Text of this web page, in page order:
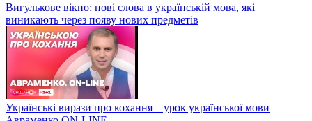
Вигулькове вікно: нові слова в українській мова, які
виникають через появу нових предметів
Українські вирази про кохання – урок української мови